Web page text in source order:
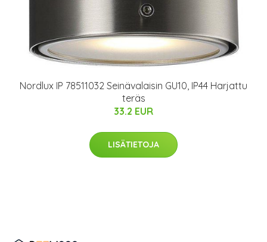
Nordlux IP 78511032 Seinävalaisin GU10, IP44 Harjattu
teräs
33.2 EUR
LISÄTIETOJA